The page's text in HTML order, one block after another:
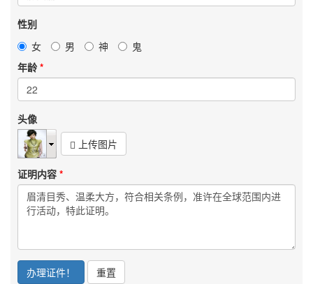
性别
女
男 神
鬼
年龄
头像
上传图片
证明内容
办理证件！ 重置